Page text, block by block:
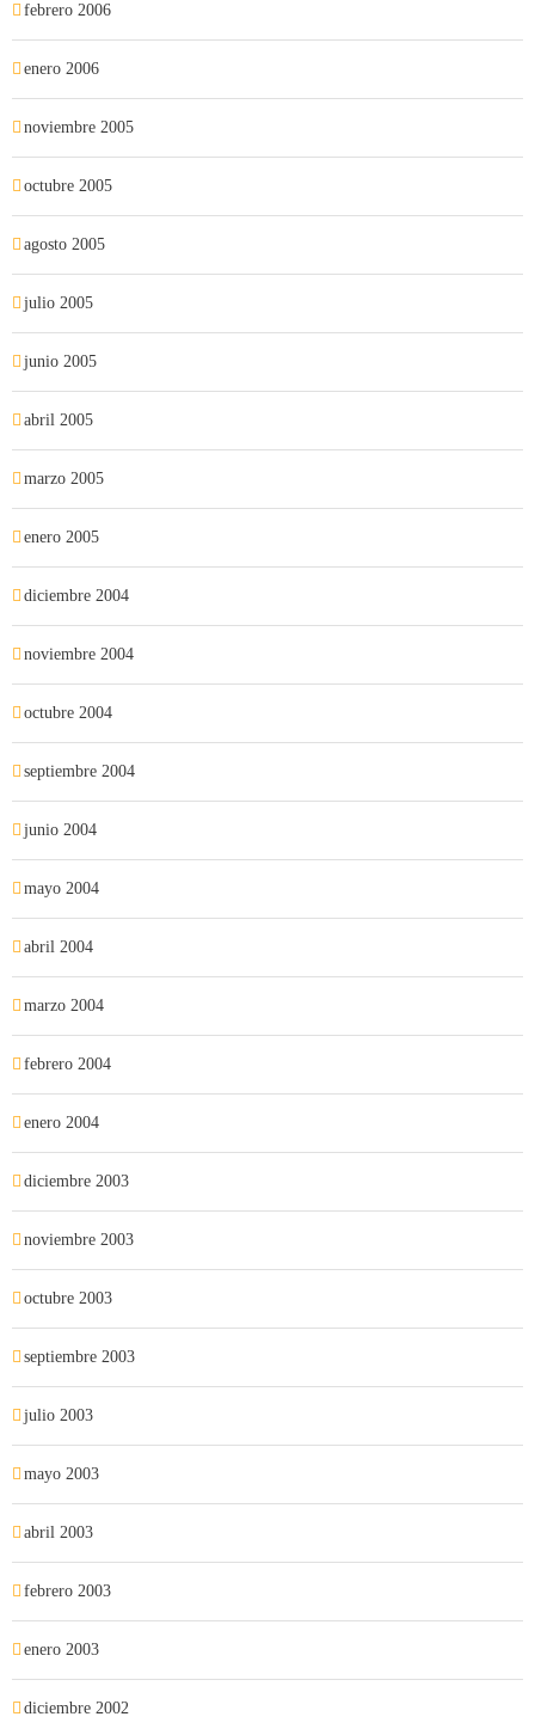
febrero 2006
enero 2006
noviembre 2005
octubre 2005
agosto 2005
julio 2005
junio 2005
abril 2005
marzo 2005
enero 2005
diciembre 2004
noviembre 2004
octubre 2004
septiembre 2004
junio 2004
mayo 2004
abril 2004
marzo 2004
febrero 2004
enero 2004
diciembre 2003
noviembre 2003
octubre 2003
septiembre 2003
julio 2003
mayo 2003
abril 2003
febrero 2003
enero 2003
diciembre 2002